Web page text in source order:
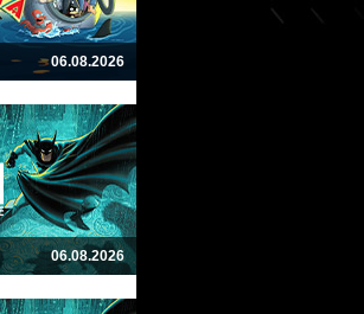
06.08.2026
06.08.2026